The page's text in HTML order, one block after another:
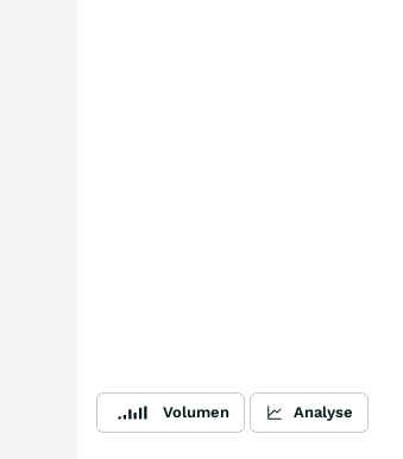
Volumen Analyse